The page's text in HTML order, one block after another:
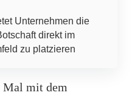
Unternehmen die
direkt im
zu platzieren
Mal mit dem